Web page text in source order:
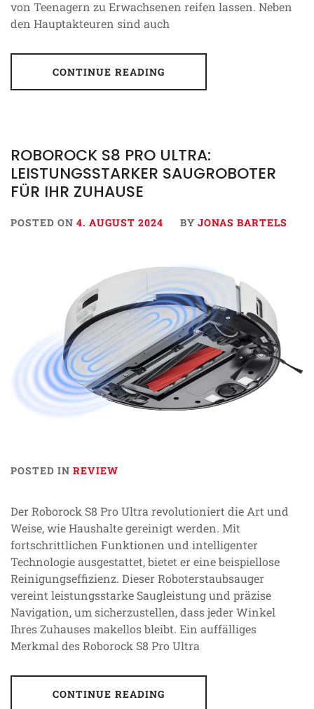
von Teenagern zu Erwachsenen reifen lassen. Neben
den Hauptakteuren sind auch
CONTINUE READING
ROBOROCK S8 PRO ULTRA:
LEISTUNGSSTARKER SAUGROBOTER
FÜR IHR ZUHAUSE
POSTED ON 4. AUGUST 2024 BY JONAS BARTELS
POSTED IN REVIEW
Der Roborock S8 Pro Ultra revolutioniert die Art und
Weise, wie Haushalte gereinigt werden. Mit
fortschrittlichen Funktionen und intelligenter
Technologie ausgestattet, bietet er eine beispiellose
Reinigungseffizienz. Dieser Roboterstaubsauger
vereint leistungsstarke Saugleistung und präzise
Navigation, um sicherzustellen, dass jeder Winkel
Ihres Zuhauses makellos bleibt. Ein auffälliges
Merkmal des Roborock S8 Pro Ultra
CONTINUE READING